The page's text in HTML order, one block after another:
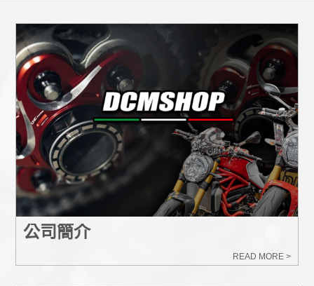
公司簡介
READ MORE >